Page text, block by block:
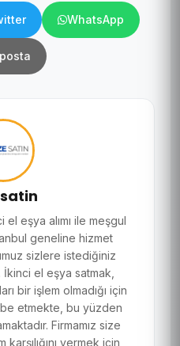
WhatsApp
el eşya alımı ile meşgul
geneline hizmet
sizlere istediğiniz
el eşya satmak,
bir işlem olmadığı için
etmekte, bu yüzden
Firmamız size
vermek için